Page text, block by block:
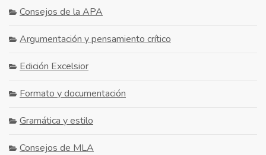
Consejos de la APA
Argumentación y pensamiento crítico
Edición Excelsior
Formato y documentación
Gramática y estilo
Consejos de MLA